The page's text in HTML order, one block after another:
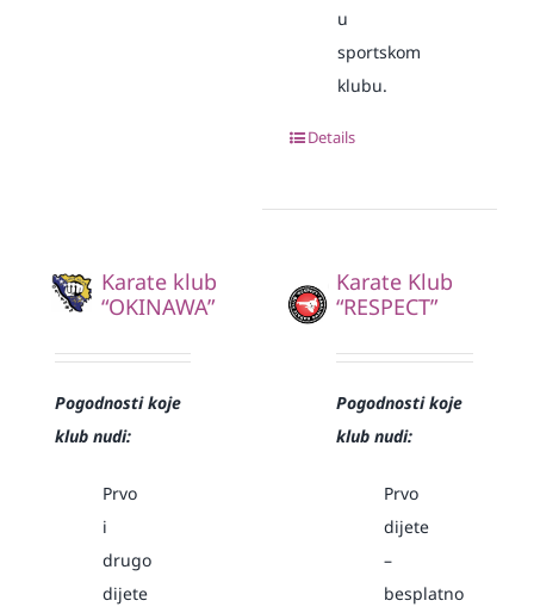
u
sportskom
klubu.
Details
Karate klub
“OKINAWA”
Pogodnosti koje
klub nudi:
Prvo
i
drugo
dijete
Karate Klub
“RESPECT”
Pogodnosti koje
klub nudi:
Prvo
dijete
–
besplatno